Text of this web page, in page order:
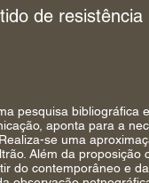
de
pesquisa bibliográfica
aponta para a
se uma
Além da
do contemporâneo e